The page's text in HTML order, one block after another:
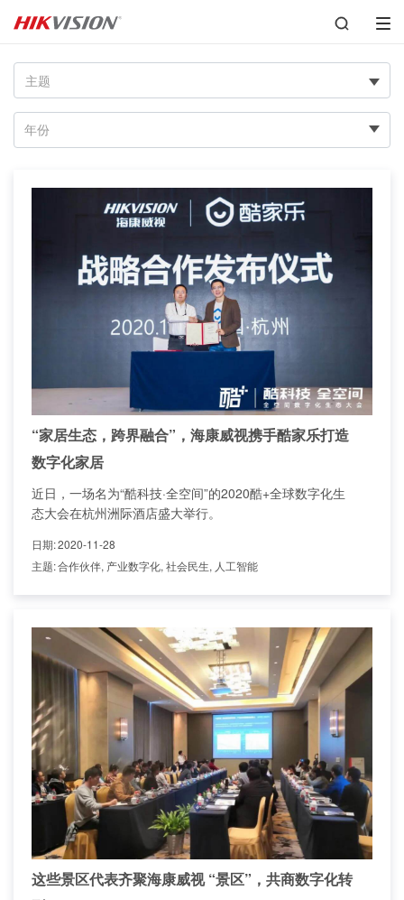
主题
年份
“家居生态，跨界融合”，海康威视携手酷家乐打造
数字化家居
近日，一场名为“酷科技·全空间”的2020酷+全球数字化生
态大会在杭州洲际酒店盛大举行。
日期:2020-11-28
主题:合作伙伴, 产业数字化, 社会民生, 人工智能
这些景区代表齐聚海康威视 “景区”，共商数字化转